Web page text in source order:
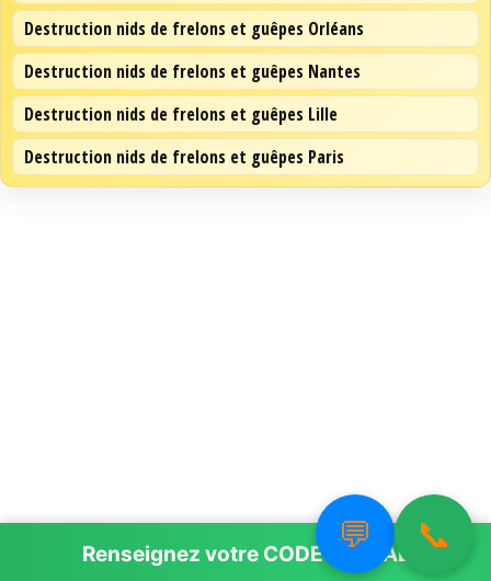
Destruction nids de frelons et guêpes Orléans
Destruction nids de frelons et guêpes Nantes
Destruction nids de frelons et guêpes Lille
Destruction nids de frelons et guêpes Paris
💬 📞
Renseignez votre CODE POSTAL